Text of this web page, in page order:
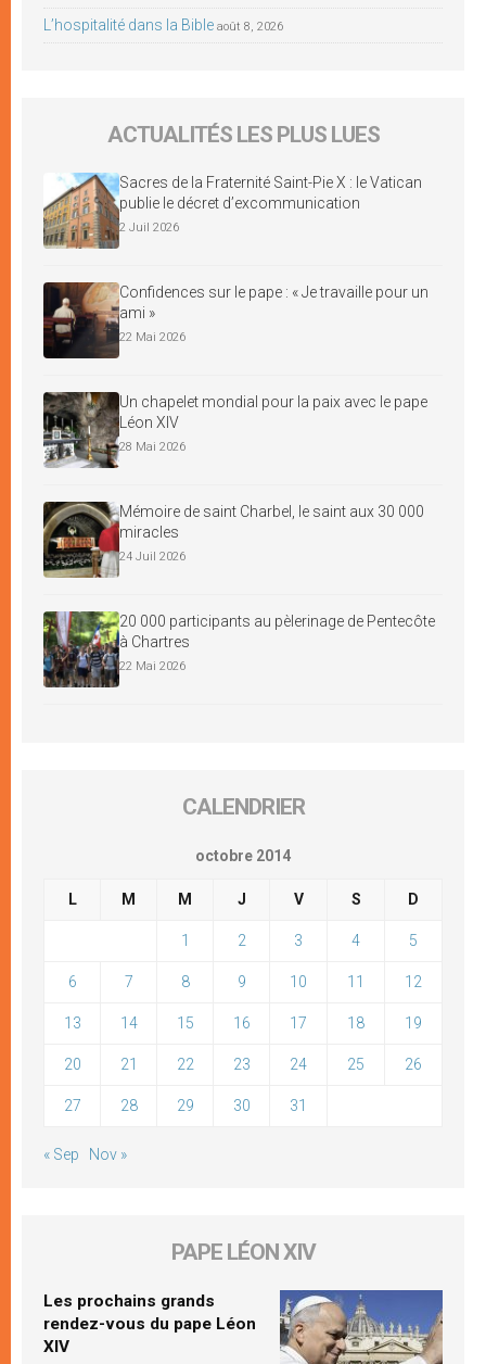
L’hospitalité dans la Bible août 8, 2026
ACTUALITÉS LES PLUS LUES
Sacres de la Fraternité Saint-Pie X : le Vatican
publie le décret d’excommunication
2 Juil 2026
Confidences sur le pape : « Je travaille pour un
ami »
22 Mai 2026
Un chapelet mondial pour la paix avec le pape
Léon XIV
28 Mai 2026
Mémoire de saint Charbel, le saint aux 30 000
miracles
24 Juil 2026
20 000 participants au pèlerinage de Pentecôte
à Chartres
22 Mai 2026
CALENDRIER
octobre 2014
L M M J V S D
1 2 3 4 5
6 7 8 9 10 11 12
13 14 15 16 17 18 19
20 21 22 23 24 25 26
27 28 29 30 31
« Sep Nov »
PAPE LÉON XIV
Les prochains grands
rendez-vous du pape Léon
XIV